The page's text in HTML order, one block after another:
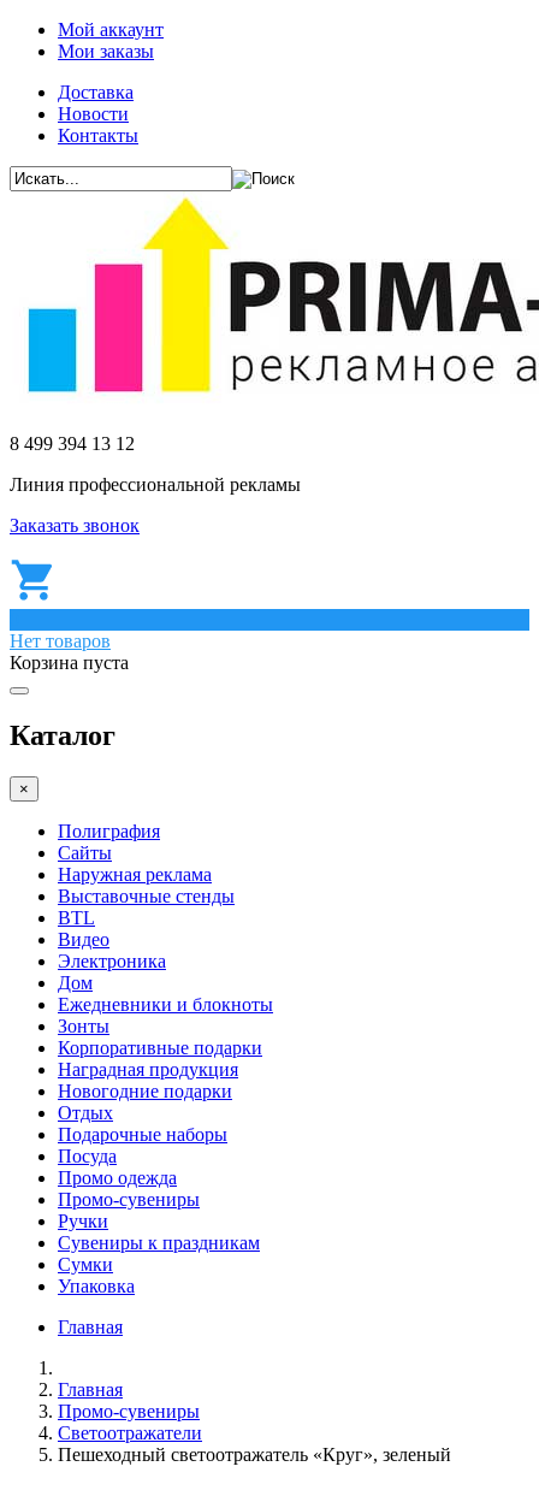
Мой аккаунт
Мои заказы
Доставка
Новости
Контакты
8 499 394 13 12
Линия профессиональной рекламы
Заказать звонок
Нет товаров
Корзина пуста
Каталог
×
Полиграфия
Сайты
Наружная реклама
Выставочные стенды
BTL
Видео
Электроника
Дом
Ежедневники и блокноты
Зонты
Корпоративные подарки
Наградная продукция
Новогодние подарки
Отдых
Подарочные наборы
Посуда
Промо одежда
Промо-сувениры
Ручки
Сувениры к праздникам
Сумки
Упаковка
Главная
Главная
Промо-сувениры
Светоотражатели
Пешеходный светоотражатель «Круг», зеленый